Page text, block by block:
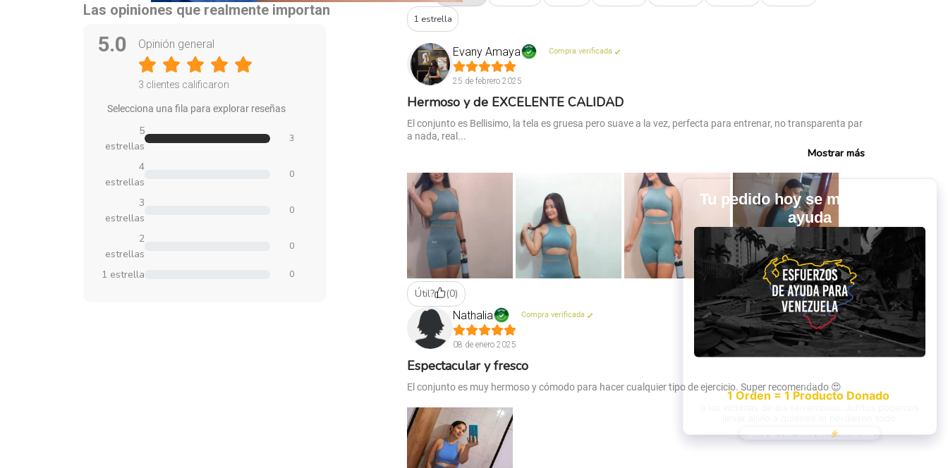
Las opiniones que realmente importan
5.0 Opinión general
3 clientes calificaron
Selecciona una fila para explorar reseñas
5
estrellas
3
4
estrellas
0
3
estrellas
0
2
estrellas
0
1 estrella 0
1 estrella
Evany Amaya Compra verificada
25 de febrero 2025
Hermoso y de EXCELENTE CALIDAD
El conjunto es Bellisimo, la tela es gruesa pero suave a la vez, perfecta para entrenar, no transparenta par
a nada, real...
Mostrar más
Útil? (0)
Nathalia
Compra verificada
08 de enero 2025
Espectacular y fresco
El conjunto es muy hermoso y cómodo para hacer cualquier tipo de ejercicio. Super recomendado 😍